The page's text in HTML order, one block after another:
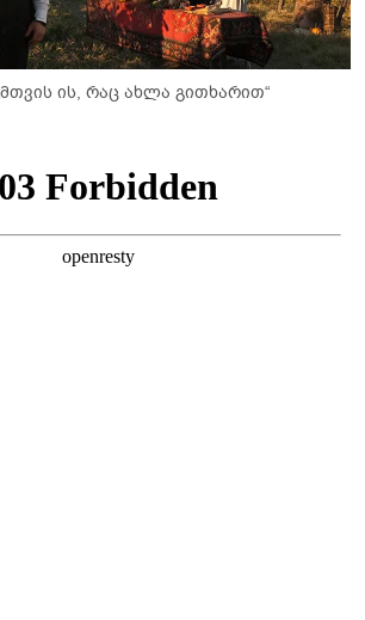
ის, რაც ახლა გითხარით“